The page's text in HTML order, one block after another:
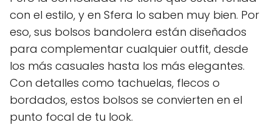
con el estilo, y en Sfera lo saben muy bien. Por
eso, sus bolsos bandolera están diseñados
para complementar cualquier outfit, desde
los más casuales hasta los más elegantes.
Con detalles como tachuelas, flecos o
bordados, estos bolsos se convierten en el
punto focal de tu look.